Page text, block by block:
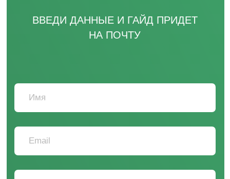
САНКТ-ПЕТЕРБУРГ, УЛ. РЕНТГЕНА, Д. 5Б
ИВАНОВО, УЛ. ГРОМОБОЯ, 1 (ФИЛИАЛ)